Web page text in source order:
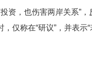
资，也伤害两岸关系”
仅称在“研议”，并表示